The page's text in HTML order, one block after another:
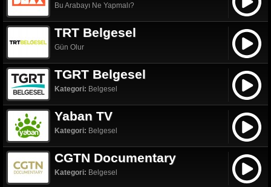
Bu Arabayı Ne Yapmalı?
TRT Belgesel
Gün Olur
TGRT Belgesel
Kategori: Belgesel
Yaban TV
Kategori: Belgesel
CGTN Documentary
Kategori: Belgesel